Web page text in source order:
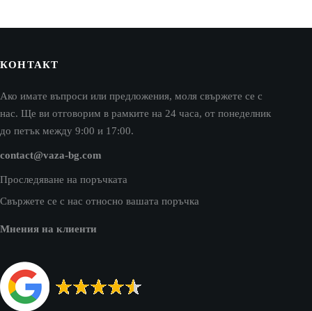
КОНТАКТ
Ако имате въпроси или предложения, моля свържете се с
нас. Ще ви отговорим в рамките на 24 часа, от понеделник
до петък между 9:00 и 17:00.
contact@vaza-bg.com
Проследяване на поръчката
Свържете се с нас относно вашата поръчка
Мнения на клиенти